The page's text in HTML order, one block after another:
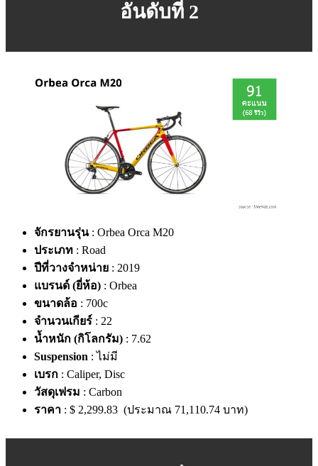
อันดับที่ 2
จักรยานรุ่น: Orbea Orca M20
ประเภท : Road
ปีที่วางจำหน่าย : 2019
แบรนด์ (ยี่ห้อ) : Orbea
ขนาดล้อ : 700c
จำนวนเกียร์ : 22
น้ำหนัก (กิโลกรัม) : 7.62
Suspension : ไม่มี
เบรก : Caliper, Disc
วัสดุเฟรม : Carbon
ราคา : $ 2,299.83 (ประมาณ 71,110.74 บาท)